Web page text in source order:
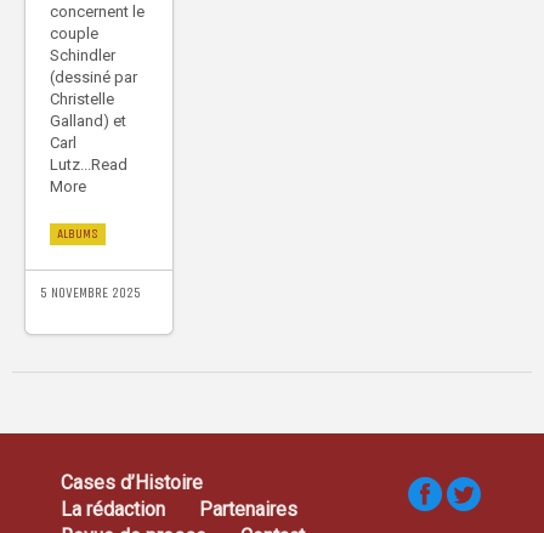
concernent le
couple
Schindler
(dessiné par
Christelle
Galland) et
Carl
Lutz...Read
More
ALBUMS
5 NOVEMBRE 2025
Cases d’Histoire
La rédaction
Partenaires